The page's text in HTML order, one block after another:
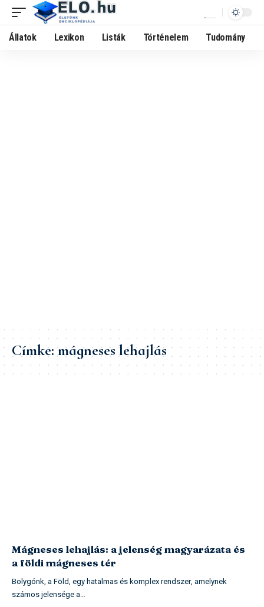
Állatok Lexikon Listák Történelem Tudomány
Címke:mágneses lehajlás
Mágneses lehajlás: a jelenség magyarázata és
a földi mágneses tér
Bolygónk, a Föld, egy hatalmas és komplex rendszer, amelynek
számos jelensége a…